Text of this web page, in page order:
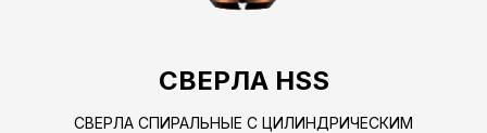
СВЕРЛА HSS
СВЕРЛА СПИРАЛЬНЫЕ С ЦИЛИНДРИЧЕСКИМ